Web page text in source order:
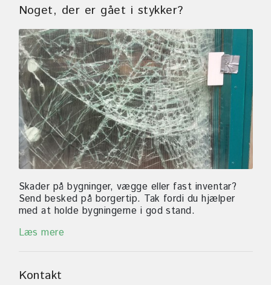
Noget, der er gået i stykker?
Skader på bygninger, vægge eller fast inventar?
Send besked på borgertip. Tak fordi du hjælper
med at holde bygningerne i god stand.
Læs mere
Kontakt